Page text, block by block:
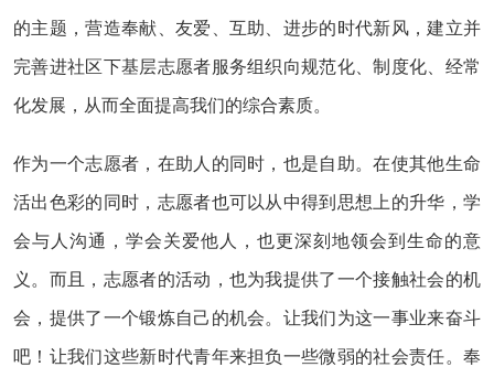
的主题，营造奉献、友爱、互助、进步的时代新风，建立并
完善进社区下基层志愿者服务组织向规范化、制度化、经常
化发展，从而全面提高我们的综合素质。
作为一个志愿者，在助人的同时，也是自助。在使其他生命
活出色彩的同时，志愿者也可以从中得到思想上的升华，学
会与人沟通，学会关爱他人，也更深刻地领会到生命的意
义。而且，志愿者的活动，也为我提供了一个接触社会的机
会，提供了一个锻炼自己的机会。让我们为这一事业来奋斗
吧！让我们这些新时代青年来担负一些微弱的社会责任。奉